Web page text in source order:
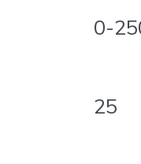
0-
25